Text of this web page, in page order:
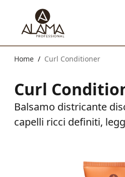
Home / Curl Conditioner
Curl
Balsamo districante
capelli ricci definiti,